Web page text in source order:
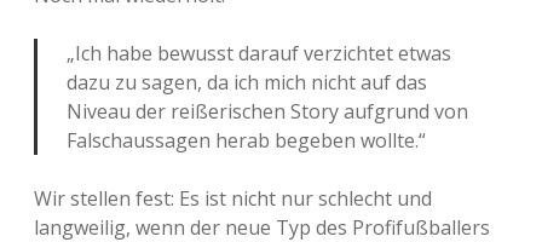
„Ich habe bewusst darauf verzichtet etwas
dazu zu sagen, da ich mich nicht auf das
Niveau der reißerischen Story aufgrund von
Falschaussagen herab begeben wollte.“
Wir stellen fest: Es ist nicht nur schlecht und
langweilig, wenn der neue Typ des Profifußballers